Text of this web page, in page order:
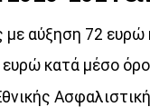
με αύξηση 72
κατά μέσο